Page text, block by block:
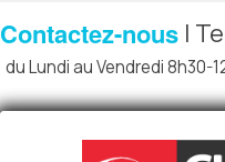
Contactez-nous |
du Lundi au Vendredi 8h30-